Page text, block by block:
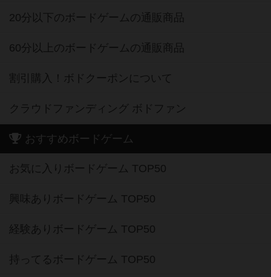
20分以下のボードゲームの通販商品
60分以上のボードゲームの通販商品
割引購入！ボドクーポンについて
クラウドファンディング ボドファン
おすすめボードゲーム
お気に入りボードゲーム TOP50
興味ありボードゲーム TOP50
経験ありボードゲーム TOP50
持ってるボードゲーム TOP50